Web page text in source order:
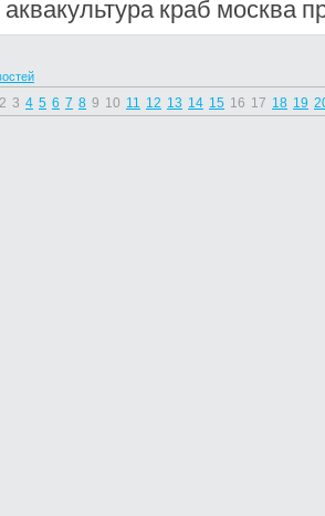
аквакультура краб москва
2 3 4 5 6 7 8 9 10 11 12 13 14 15 16 17 18 19